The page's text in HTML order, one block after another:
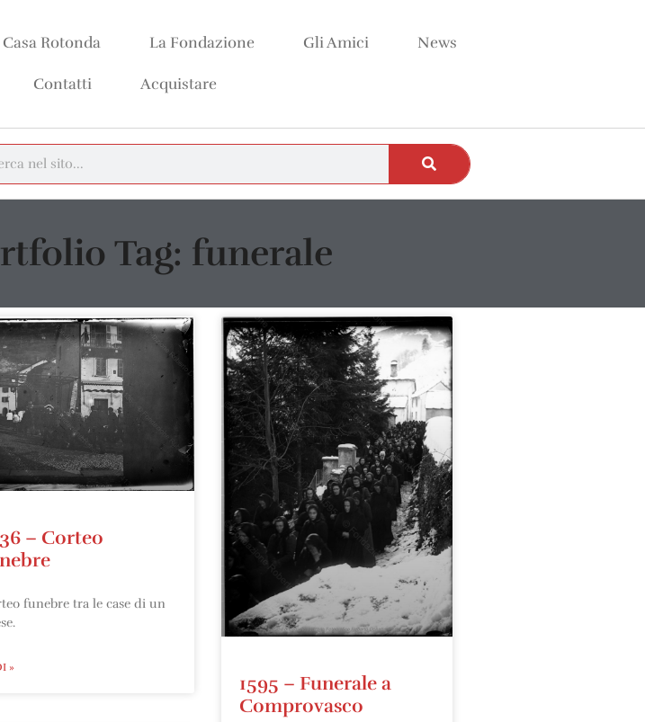
Casa Rotonda La Fondazione Gli Amici News
Contatti Acquistare
Tag: funerale
– Corteo
funebre tra le case di un
»
1595 – Funerale a
Comprovasco